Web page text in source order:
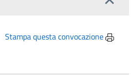
Stampa questa convocazione